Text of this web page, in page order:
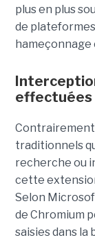
plus en plus
de
hameçonnage
effectuées
traditionnels
recherche ou
cette
Selon
de Chromium
saisies dans la